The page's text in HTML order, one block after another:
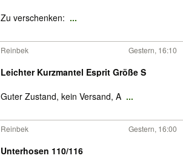
Zu verschenken: ...
Reinbek Gestern, 16:10
Leichter Kurzmantel Esprit Größe S
Guter Zustand, kein Versand, A ...
Reinbek Gestern, 16:00
Unterhosen 110/116